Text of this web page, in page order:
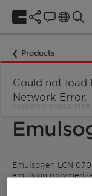
Products
Emulsogen LCN
emulsion
Could not load
Network Error.